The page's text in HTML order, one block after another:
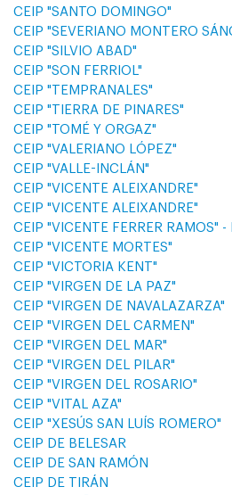
CEIP "SANTO DOMINGO"
CEIP "SEVERIANO MONTERO
CEIP "SILVIO ABAD"
CEIP "SON FERRIOL"
CEIP "TEMPRANALES"
CEIP "TIERRA DE PINARES"
CEIP "TOMÉ Y ORGAZ"
CEIP "VALERIANO LÓPEZ"
CEIP "VALLE-INCLÁN"
CEIP "VICENTE ALEIXANDRE"
CEIP "VICENTE ALEIXANDRE"
CEIP "VICENTE FERRER RAMOS" -
CEIP "VICENTE MORTES"
CEIP "VICTORIA KENT"
CEIP "VIRGEN DE LA PAZ"
CEIP "VIRGEN DE NAVALAZARZA"
CEIP "VIRGEN DEL CARMEN"
CEIP "VIRGEN DEL MAR"
CEIP "VIRGEN DEL PILAR"
CEIP "VIRGEN DEL ROSARIO"
CEIP "VITAL AZA"
CEIP "XESÚS SAN LUÍS ROMERO"
CEIP DE BELESAR
CEIP DE SAN RAMÓN
CEIP DE TIRÁN